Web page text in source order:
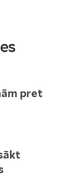
pret